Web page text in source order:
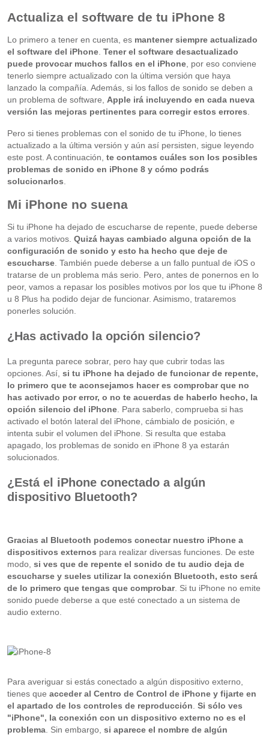
Actualiza el software de tu iPhone 8
Lo primero a tener en cuenta, es mantener siempre actualizado
el software del iPhone. Tener el software desactualizado
puede provocar muchos fallos en el iPhone, por eso conviene
tenerlo siempre actualizado con la última versión que haya
lanzado la compañía. Además, si los fallos de sonido se deben a
un problema de software, Apple irá incluyendo en cada nueva
versión las mejoras pertinentes para corregir estos errores
Pero si tienes problemas con el sonido de tu iPhone, lo tienes
actualizado a la última versión y aún así persisten, sigue leyendo
este post. A continuación, te contamos cuáles son los posibles
problemas de sonido en iPhone 8 y cómo podrás
solucionarlos
Mi iPhone no suena
Si tu iPhone ha dejado de escucharse de repente, puede deberse
a varios motivos. Quizá hayas cambiado alguna opción de la
configuración de sonido y esto ha hecho que deje de
escucharse. También puede deberse a un fallo puntual de iOS o
tratarse de un problema más serio. Pero, antes de ponernos en lo
peor, vamos a repasar los posibles motivos por los que tu iPhone 8
u 8 Plus ha podido dejar de funcionar. Asimismo, trataremos
ponerles solución.
¿Has activado la opción silencio?
La pregunta parece sobrar, pero hay que cubrir todas las
opciones. Así, si tu iPhone ha dejado de funcionar de repente,
lo primero que te aconsejamos hacer es comprobar que no
has activado por error, o no te acuerdas de haberlo hecho, la
opción silencio del iPhone. Para saberlo, comprueba si has
activado el botón lateral del iPhone, cámbialo de posición, e
intenta subir el volumen del iPhone. Si resulta que estaba
apagado, los problemas de sonido en iPhone 8 ya estarán
solucionados.
¿Está el iPhone conectado a algún
dispositivo Bluetooth?
Gracias al Bluetooth podemos conectar nuestro iPhone a
dispositivos externos para realizar diversas funciones. De este
modo, si ves que de repente el sonido de tu audio deja de
escucharse y sueles utilizar la conexión Bluetooth, esto será
de lo primero que tengas que comprobar. Si tu iPhone no emite
sonido puede deberse a que esté conectado a un sistema de
audio externo.
Para averiguar si estás conectado a algún dispositivo externo,
tienes que acceder al Centro de Control de iPhone y fijarte en
el apartado de los controles de reproducción Si sólo ves
"iPhone", la conexión con un dispositivo externo no es el
problema. Sin embargo, si aparece el nombre de algún